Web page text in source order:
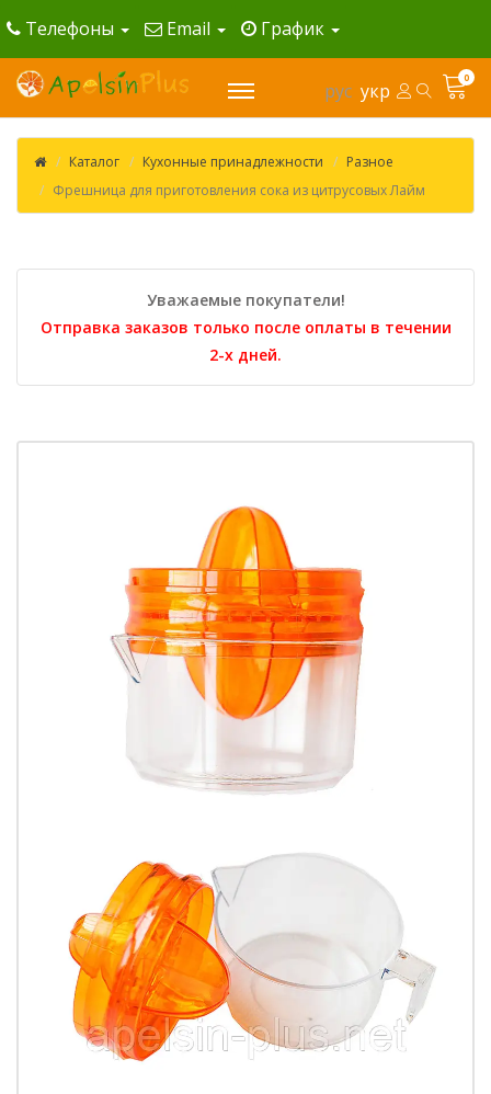
Телефоны Email График
рус укр
0
Каталог Кухонные принадлежности
Разное
Фрешница для приготовления сока из цитрусовых Лайм
Уважаемые покупатели!
Отправка заказов только после оплаты в течении
2-х дней.